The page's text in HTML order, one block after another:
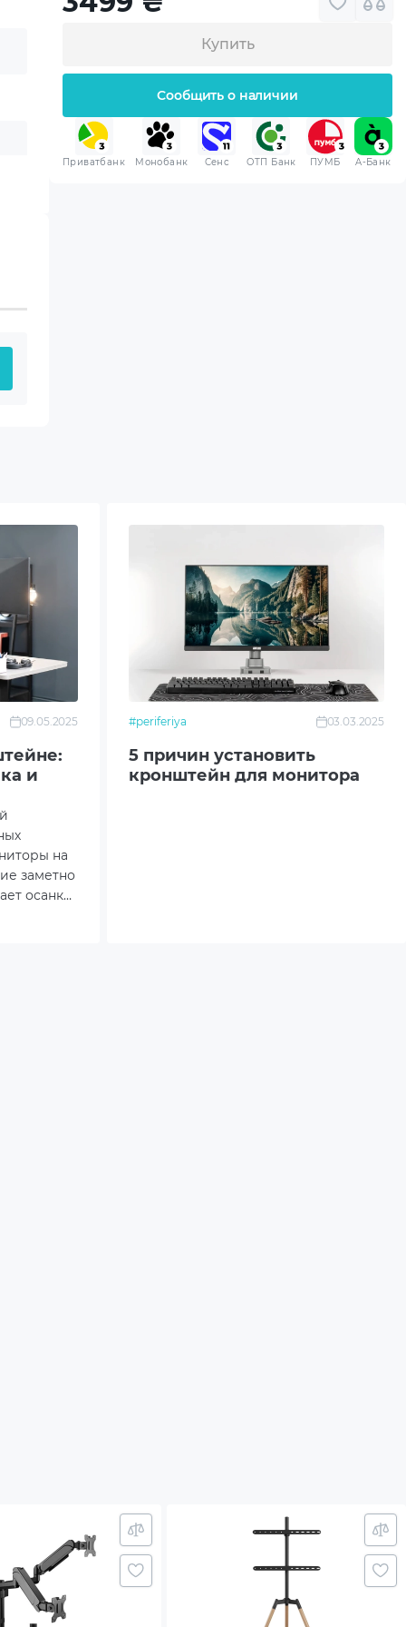
Купить
Сообщить о наличии
Приватбанк Монобанк Сенс ОТП Банк ПУМБ A-Банк
09.05.2025
и
на
заметно
осанку
у
#periferiya 03.03.2025
5 причин установить
кронштейн для монитора